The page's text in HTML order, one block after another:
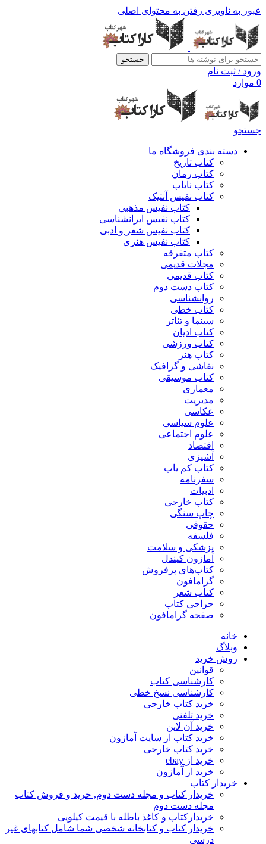
عبور به ناوبری رفتن به محتوای اصلی
جستجو
ورود / ثبت نام
0 موارد
جستجو
دسته بندی فروشگاه ما
کتاب تاریخ
کتاب رمان
کتاب نایاب
کتاب نفیس آنتیک
کتاب نفیس مذهبی
کتاب نفیس ایرانشناسی
کتاب نفیس شعر و ادبی
کتاب نفیس هنری
کتاب متفرقه
مجلات قدیمی
کتاب قدیمی
کتاب دست دوم
روانشناسی
کتاب خطی
سینما و تئاتر
کتاب ادیان
کتاب ورزشی
کتاب هنر
نقاشی و گرافیک
کتاب موسیقی
معماری
مدیریت
عکاسی
علوم سیاسی
علوم اجتماعی
اقتصاد
آشپزی
کتاب کم یاب
سفرنامه
ادبیات
کتاب خارجی
چاپ سنگی
حقوقی
فلسفه
پزشکی و سلامت
آمازون کیندل
کتاب‌های پرفروش
گرامافون
کتاب شعر
حراجی کتاب
صفحه گرامافون
خانه
وبلاگ
روش خرید
قوانین
کارشناسی کتاب
کارشناسی نسخ خطی
خرید کتاب خارجی
خرید تلفنی
خرید آن لاین
خرید کتاب از سایت آمازون
خرید کتاب خارجی
خرید از ebay
خرید از آمازون
خریدار کتاب
خریدار کتاب و مجله دست دوم, خرید و فروش کتاب
مجله دست دوم
خریدارکتاب و کاغذ باطله با قیمت کیلویی
خریدار کتاب و کتابخانه شخصی شما شامل کتابهای غیر
درسی